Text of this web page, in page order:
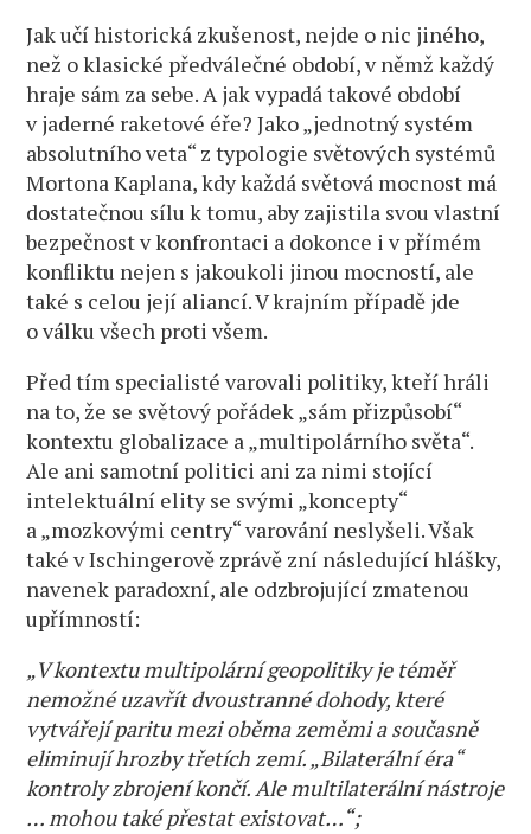
Jak učí historická zkušenost, nejde o nic jiného,
než o klasické předválečné období, v němž každý
hraje sám za sebe. A jak vypadá takové období
v jaderné raketové éře? Jako „jednotný systém
absolutního veta“ z typologie světových systémů
Mortona Kaplana, kdy každá světová mocnost má
dostatečnou sílu k tomu, aby zajistila svou vlastní
bezpečnost v konfrontaci a dokonce i v přímém
konfliktu nejen s jakoukoli jinou mocností, ale
také s celou její aliancí. V krajním případě jde
o válku všech proti všem.
Před tím specialisté varovali politiky, kteří hráli
na to, že se světový pořádek „sám přizpůsobí“
kontextu globalizace a „multipolárního světa“.
Ale ani samotní politici ani za nimi stojící
intelektuální elity se svými „koncepty“
a „mozkovými centry“ varování neslyšeli. Však
také v Ischingerově zprávě zní následující hlášky,
navenek paradoxní, ale odzbrojující zmatenou
upřímností:
„V kontextu multipolární geopolitiky je téměř
nemožné uzavřít dvoustranné dohody, které
vytvářejí paritu mezi oběma zeměmi a současně
eliminují hrozby třetích zemí. „Bilaterální éra“
kontroly zbrojení končí. Ale multilaterální nástroje
… mohou také přestat existovat…“;